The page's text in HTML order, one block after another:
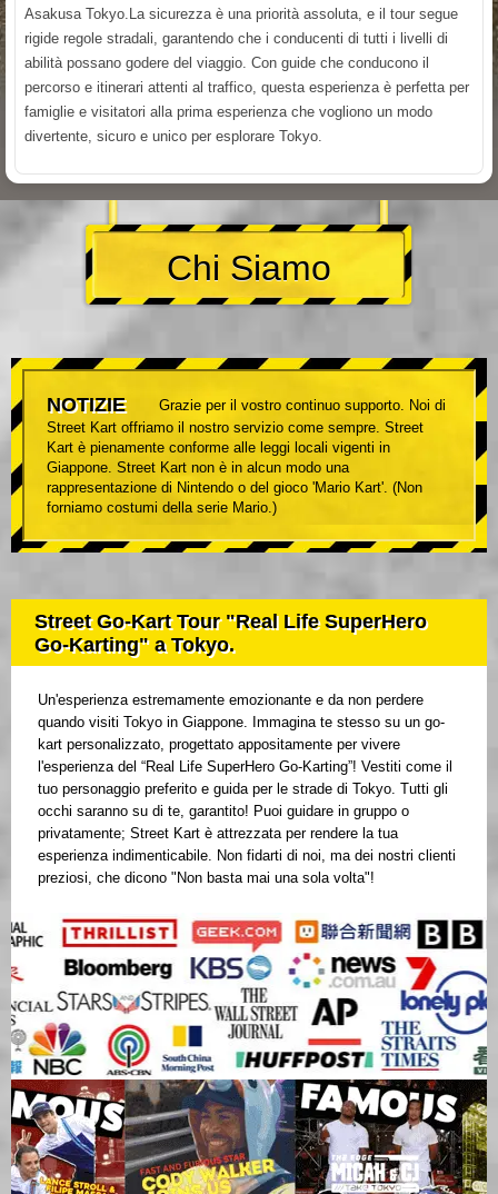
Asakusa Tokyo.La sicurezza è una priorità assoluta, e il tour segue
rigide regole stradali, garantendo che i conducenti di tutti i livelli di
abilità possano godere del viaggio. Con guide che conducono il
percorso e itinerari attenti al traffico, questa esperienza è perfetta per
famiglie e visitatori alla prima esperienza che vogliono un modo
divertente, sicuro e unico per esplorare Tokyo.
Chi Siamo
NOTIZIE
Grazie per il vostro continuo supporto. Noi di
Street Kart offriamo il nostro servizio come sempre. Street
Kart è pienamente conforme alle leggi locali vigenti in
Giappone. Street Kart non è in alcun modo una
rappresentazione di Nintendo o del gioco 'Mario Kart'. (Non
forniamo costumi della serie Mario.)
Street Go-Kart Tour "Real Life SuperHero
Go-Karting" a Tokyo.
Un'esperienza estremamente emozionante e da non perdere
quando visiti Tokyo in Giappone. Immagina te stesso su un go-
kart personalizzato, progettato appositamente per vivere
l'esperienza del “Real Life SuperHero Go-Karting”! Vestiti come il
tuo personaggio preferito e guida per le strade di Tokyo. Tutti gli
occhi saranno su di te, garantito! Puoi guidare in gruppo o
privatamente; Street Kart è attrezzata per rendere la tua
esperienza indimenticabile. Non fidarti di noi, ma dei nostri clienti
preziosi, che dicono "Non basta mai una sola volta"!